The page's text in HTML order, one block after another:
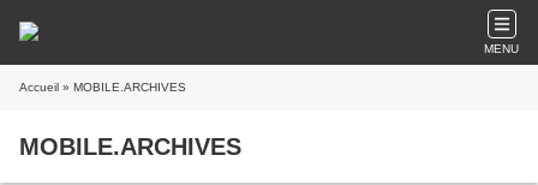
MENU
Accueil » MOBILE.ARCHIVES
MOBILE.ARCHIVES